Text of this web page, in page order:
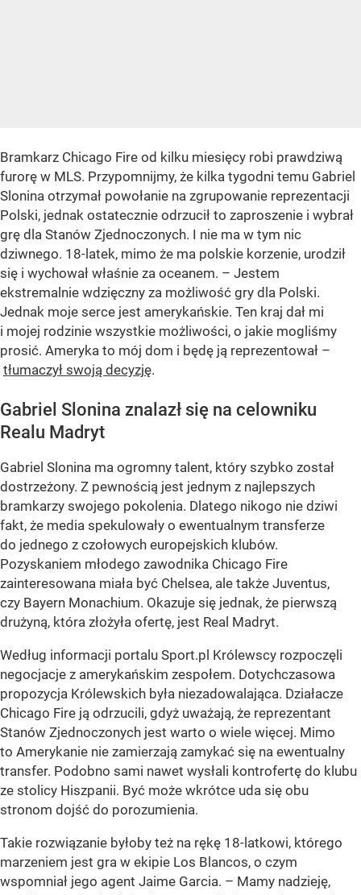
Bramkarz Chicago Fire od kilku miesięcy robi prawdziwą
furorę w MLS. Przypomnijmy, że kilka tygodni temu Gabriel
Slonina otrzymał powołanie na zgrupowanie reprezentacji
Polski, jednak ostatecznie odrzucił to zaproszenie i wybrał
grę dla Stanów Zjednoczonych. I nie ma w tym nic
dziwnego. 18-latek, mimo że ma polskie korzenie, urodził
się i wychował właśnie za oceanem. – Jestem
ekstremalnie wdzięczny za możliwość gry dla Polski.
Jednak moje serce jest amerykańskie. Ten kraj dał mi
i mojej rodzinie wszystkie możliwości, o jakie mogliśmy
prosić. Ameryka to mój dom i będę ją reprezentował –
tłumaczył swoją decyzję.
Gabriel Slonina znalazł się na celowniku
Realu Madryt
Gabriel Slonina ma ogromny talent, który szybko został
dostrzeżony. Z pewnością jest jednym z najlepszych
bramkarzy swojego pokolenia. Dlatego nikogo nie dziwi
fakt, że media spekulowały o ewentualnym transferze
do jednego z czołowych europejskich klubów.
Pozyskaniem młodego zawodnika Chicago Fire
zainteresowana miała być Chelsea, ale także Juventus,
czy Bayern Monachium. Okazuje się jednak, że pierwszą
drużyną, która złożyła ofertę, jest Real Madryt.
Według informacji portalu Sport.pl Królewscy rozpoczęli
negocjacje z amerykańskim zespołem. Dotychczasowa
propozycja Królewskich była niezadowalająca. Działacze
Chicago Fire ją odrzucili, gdyż uważają, że reprezentant
Stanów Zjednoczonych jest warto o wiele więcej. Mimo
to Amerykanie nie zamierzają zamykać się na ewentualny
transfer. Podobno sami nawet wysłali kontrofertę do klubu
ze stolicy Hiszpanii. Być może wkrótce uda się obu
stronom dojść do porozumienia.
Takie rozwiązanie byłoby też na rękę 18-latkowi, którego
marzeniem jest gra w ekipie Los Blancos, o czym
wspomniał jego agent Jaime Garcia. – Mamy nadzieję,